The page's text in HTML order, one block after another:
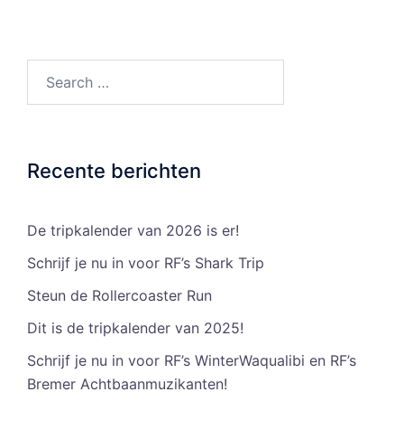
Recente berichten
De tripkalender van 2026 is er!
Schrijf je nu in voor RF’s Shark Trip
Steun de Rollercoaster Run
Dit is de tripkalender van 2025!
Schrijf je nu in voor RF’s WinterWaqualibi en RF’s
Bremer Achtbaanmuzikanten!